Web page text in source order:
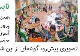
تصویری پیش‌رو، گوشه‌ای از این